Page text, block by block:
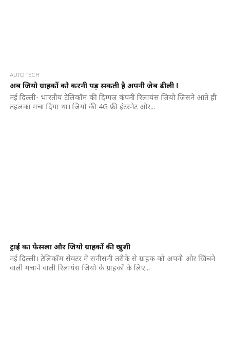
AUTO TECH
अब जियो ग्राहकों को करनी पड़ सकती है अपनी जेब ढीली !
नई दिल्ली- भारतीय टेलिकॉम की दिग्गज कंपनी रिलायंस जियो जिसने आते ही
तहलका मचा दिया था। जियो की 4G फ्री इंटरनेट और...
ट्राई का फैसला और जियो ग्राहकों की खुशी
नई दिल्ली। टेलिकॉम सेक्टर में सनीसनी तरीके से ग्राहक को अपनी ओर खिंचने
वाली मचाने वाली रिलायंस जियो के ग्राहकों के लिए...